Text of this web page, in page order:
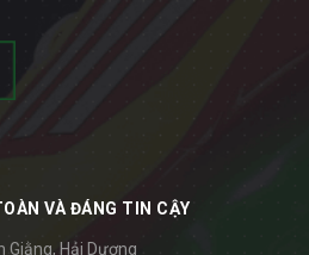
VÀ ĐÁNG TIN CẬY
Giằng, Hải Dương